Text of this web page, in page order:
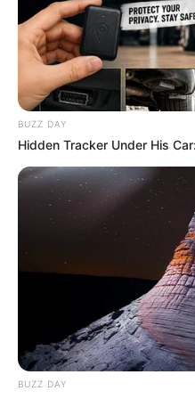
2. Quando estiver seca,
Mickey em cima.
BUZZ DAY
Hidden Tracker Under His
BUZZ DAY